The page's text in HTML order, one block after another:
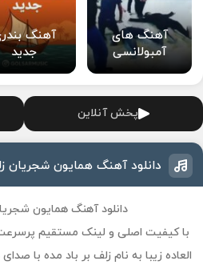
آهنگ های
آمبولانسی
آهنگ
جدید
پخش آنلاین
دانلود آهنگ همایون شجریان
دانلود آهنگ همایون
با کیفیت اصلی و لینک مستقیم
العاده زیبا به نام زلف بر باد مده با